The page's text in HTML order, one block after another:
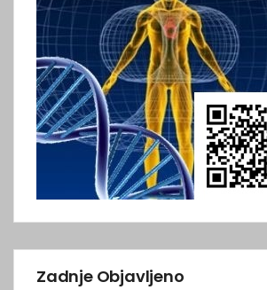
Zadnje Objavljeno